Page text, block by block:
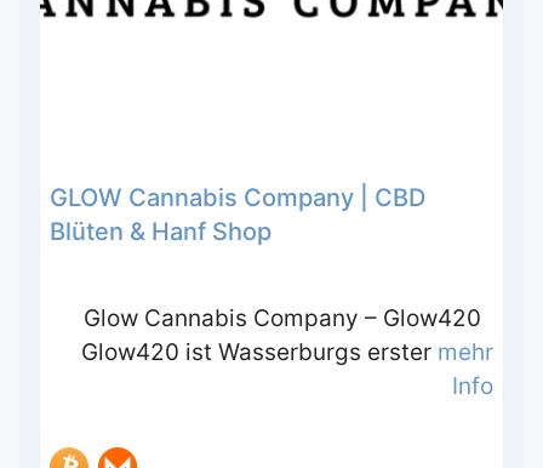
GLOW Cannabis Company | CBD
Blüten & Hanf Shop
Glow Cannabis Company – Glow420
Glow420 ist Wasserburgs erster mehr
Info